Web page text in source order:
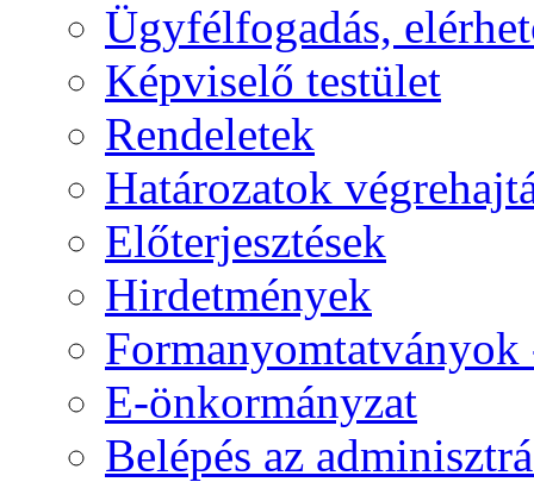
Ügyfélfogadás,
Képviselő testület
Rendeletek
Határozatok
Előterjesztések
Hirdetmények
E-önkormányzat
Belépés az